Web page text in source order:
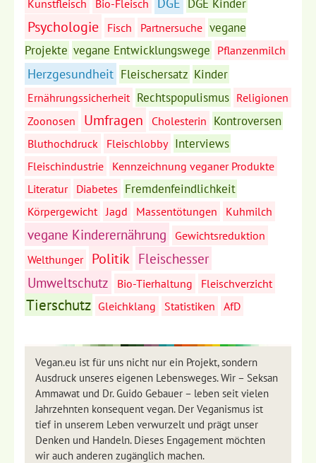
Kunstfleisch Bio-Fleisch DGE Kinder
Psychologie Fisch Partnersuche vegane
Projekte vegane Entwicklungswege Pflanzenmilch
Herzgesundheit Fleischersatz Kinder
Ernährungssicherheit Rechtspopulismus Religionen
Zoonosen
Umfragen Cholesterin Kontroversen
Bluthochdruck Fleischlobby Interviews
Fleischindustrie
Kennzeichnung veganer Produkte
Literatur
Diabetes Fremdenfeindlichkeit
Körpergewicht Jagd Massentötungen Kuhmilch
vegane Kinderernährung
Gewichtsreduktion
Welthunger
Politik Fleischesser
Umweltschutz
Bio-Tierhaltung Fleischverzicht
Tierschutz Gleichklang Statistiken AfD
Vegan.eu ist für uns nicht nur ein Projekt, sondern
Ausdruck unseres eigenen Lebensweges. Wir – Seksan
Ammawat und Dr. Guido Gebauer – leben seit vielen
Jahrzehnten konsequent vegan. Der Veganismus ist
tief in unserem Leben verwurzelt und prägt unser
Denken und Handeln. Dieses Engagement möchten
wir auch anderen zugänglich machen.